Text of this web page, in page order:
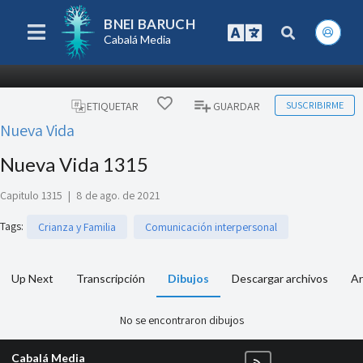
BNEI BARUCH
Cabalá Media
ETIQUETAR GUARDAR SUSCRIBIRME
Nueva Vida
Nueva Vida 1315
Capitulo 1315 | 8 de ago. de 2021
Tags: Crianza y Familia Comunicación interpersonal
Up Next Transcripción Dibujos Descargar archivos
No se encontraron dibujos
Cabalá Media